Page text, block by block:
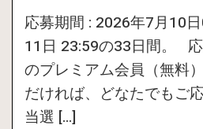
応募期間 : 2026年7月10
11日 23:59の33日間。 応
のプレミアム会員（無料
だければ、どなたでもご
当選 […]